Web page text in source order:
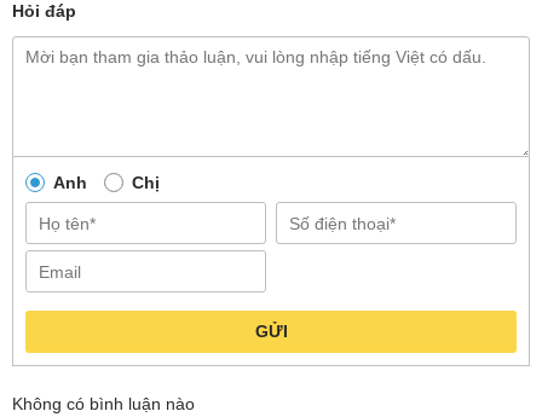
Hỏi đáp
Anh Chị
GỬI
Không có bình luận nào